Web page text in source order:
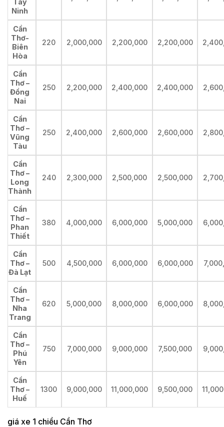
Ninh
Cần
Thơ-
Biên
Hòa
220 2,000,000 2,200,000 2,200,000
Cần
Thơ –
Đồng
Nai
250 2,200,000 2,400,000 2,400,000
Cần
Thơ –
Vũng
Tàu
250 2,400,000 2,600,000 2,600,000
Cần
Thơ –
Long
Thành
240 2,300,000 2,500,000 2,500,000
Cần
Thơ –
Phan
Thiết
380 4,000,000 6,000,000 5,000,000
Cần
Thơ –
Đà Lạt
500 4,500,000 6,000,000 6,000,000
Cần
Thơ –
Nha
Trang
620 5,000,000 8,000,000 6,000,000
Cần
Thơ –
Phú
Yên
750 7,000,000 9,000,000 7,500,000
Cần
Thơ –
Huế
1300 9,000,000 11,000,000 9,500,000
giá xe 1 chiều Cần Thơ